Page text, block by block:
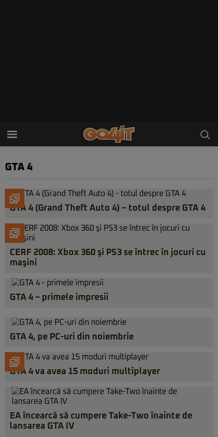
GTA 4
GTA 4 (Grand Theft Auto 4) – totul despre GTA 4
CERF 2008: Xbox 360 şi PS3 se întrec în jocuri cu
maşini
GTA 4 – primele impresii
GTA 4, pe PC-uri din noiembrie
GTA 4 va avea 15 moduri multiplayer
EA încearcă să cumpere Take-Two înainte de
lansarea GTA IV